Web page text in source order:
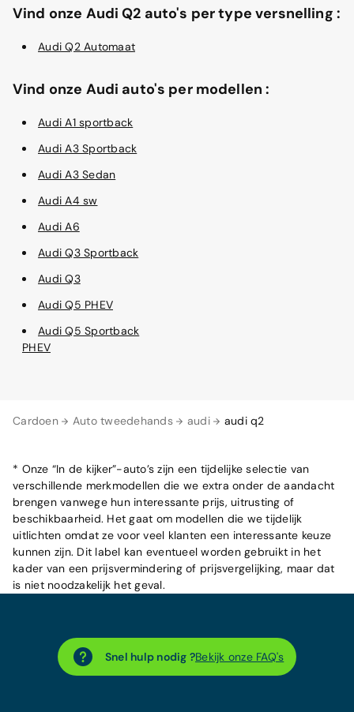
Cardoen Auto tweedehands audi audi q2
Vind onze Audi Q2 auto's per type versnelling :
Audi Q2 Automaat
Vind onze Audi auto's per modellen :
Audi A1 sportback
Audi A3 Sportback
Audi A3 Sedan
Audi A4 sw
Audi A6
Audi Q3 Sportback
Audi Q3
Audi Q5 PHEV
Audi Q5 Sportback
PHEV
* Onze “In de kijker”-auto’s zijn een tijdelijke selectie van
verschillende merkmodellen die we extra onder de aandacht
brengen vanwege hun interessante prijs, uitrusting of
beschikbaarheid. Het gaat om modellen die we tijdelijk
uitlichten omdat ze voor veel klanten een interessante keuze
kunnen zijn. Dit label kan eventueel worden gebruikt in het
kader van een prijsvermindering of prijsvergelijking, maar dat
is niet noodzakelijk het geval.
Snel hulp nodig ?Bekijk onze FAQ's